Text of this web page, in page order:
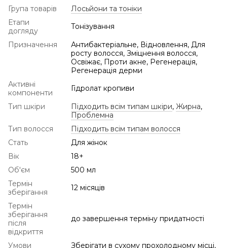
Група товарів
Лосьйони та тоніки
Етапи
догляду
Тонізування
Призначення
Антибактеріальне, Відновлення, Для
росту волосся, Зміцнення волосся,
Освіжає, Проти акне, Регенерація,
Регенерація дерми
Активні
компоненти
Гідролат кропиви
Тип шкіри
Підходить всім типам шкіри, Жирна,
Проблемна
Тип волосся
Підходить всім типам волосся
Стать
Для жінок
Вік
18+
Об'єм
500 мл
Термін
зберігання
12 місяців
Термін
зберігання
після
відкриття
до завершення терміну придатності
Умови Зберігати в сухому прохолодному місці,